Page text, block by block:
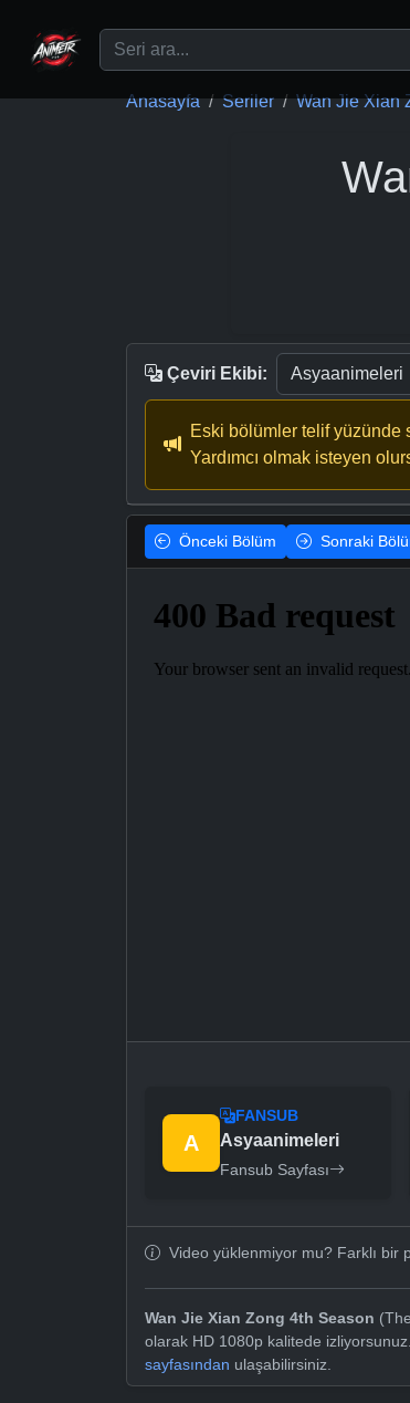
Anasayfa Seriler Wan Jie Xian
Çeviri Ekibi:
Eski bölümler telif yüzünde
Yardımcı olmak isteyen
Önceki Bölüm Sonraki
A
FANSUB
Asyaanimeleri
Fansub Sayfası
Video yüklenmiyor mu? Farklı bir
Wan Jie Xian Zong 4th Season
olarak HD 1080p kalitede
sayfasından ulaşabilirsiniz.